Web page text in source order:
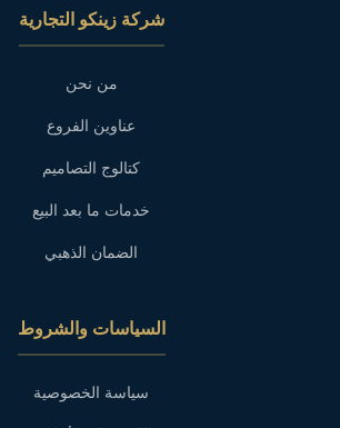
شركة زينكو التجارية
من نحن
عناوين الفروع
كتالوج التصاميم
خدمات ما بعد البيع
الضمان الذهبي
السياسات والشروط
سياسة الخصوصية